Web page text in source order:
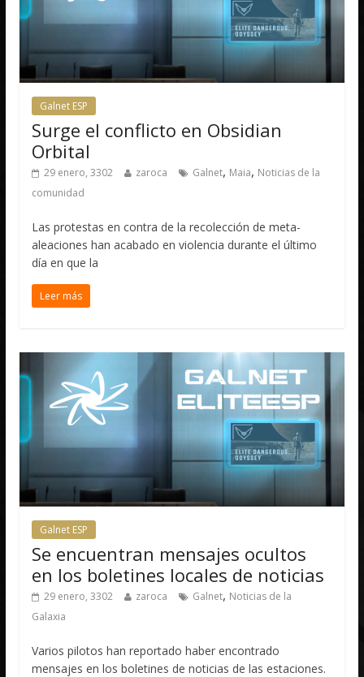
Galnet ESP
Surge el conflicto en Obsidian
Orbital
29 enero, 3302 zaroca Galnet, Maia, Noticias de la
comunidad
Las protestas en contra de la recolección de meta-
aleaciones han acabado en violencia durante el último
día en que la
Leer más
Galnet ESP
Se encuentran mensajes ocultos
en los boletines locales de noticias
29 enero, 3302 zaroca Galnet, Noticias de la
Galaxia
Varios pilotos han reportado haber encontrado
mensajes en los boletines de noticias de las estaciones.